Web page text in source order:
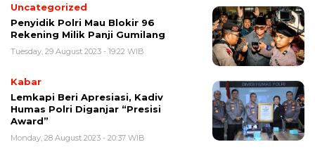
Uncategorized
Penyidik Polri Mau Blokir 96
Rekening Milik Panji Gumilang
Tuesday, 29 August 2023 - 19:22 WIB
Kabar
Lemkapi Beri Apresiasi, Kadiv
Humas Polri Diganjar “Presisi
Award”
Monday, 28 August 2023 - 20:37 WIB